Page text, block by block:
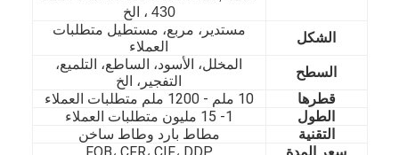
430 ، الخ
الشكل
مستدير، مربع، مستطيل متطلبات
العملاء
السطح
المخلل، الأسود، الساطع، التلميع،
التفجير، الخ
قطرها
10 ملم - 1200 ملم متطلبات العملاء
الطول
1- 15 مليون متطلبات العملاء
التقنية
مطاط بارد وطاط ساخن
سعر المدة
FOB، CFR، CIF، DDP